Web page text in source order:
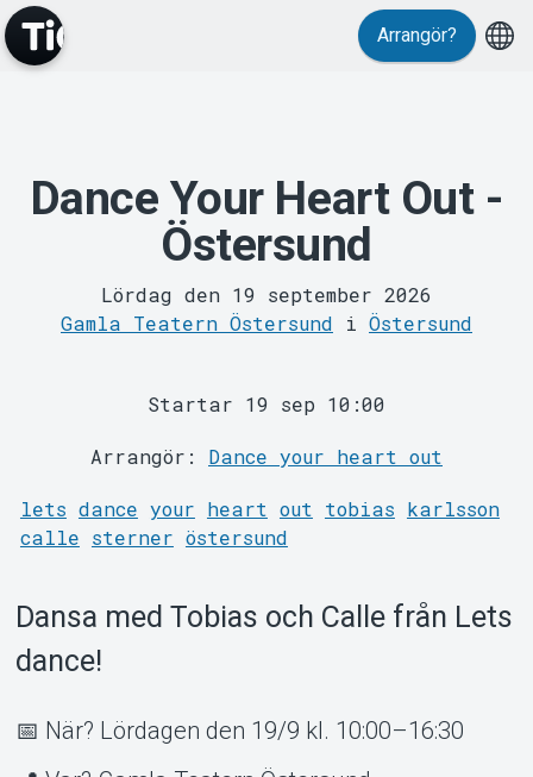
MyTickster
Support
Arrangör?
Dance Your Heart Out -
Östersund
Lördag den 19 september 2026
Gamla Teatern Östersund i Östersund
Startar 19 sep 10:00
Arrangör: Dance your heart out
lets dance your heart out tobias karlsson
calle sterner östersund
Dansa med Tobias och Calle från Lets
dance!
📅 När? Lördagen den 19/9 kl. 10:00–16:30